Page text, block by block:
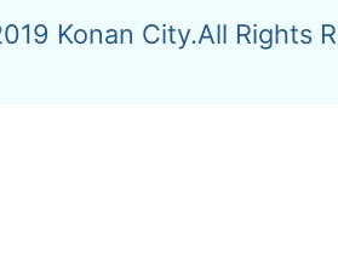
Konan City.All Rights